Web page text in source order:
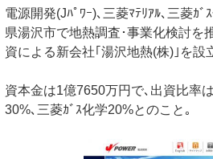
電源開発(Jﾊﾟﾜｰ)､三菱ﾏﾃﾘｱﾙ､三菱ｶ
県湯沢市で地熱調査･事業化検討を
資による新会社｢湯沢地熱(株)｣を設
資本金は1億7650万円で､出資比率
30%､三菱ｶﾞｽ化学20%とのこと｡